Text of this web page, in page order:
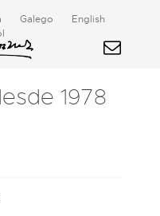
Galego
English
1978